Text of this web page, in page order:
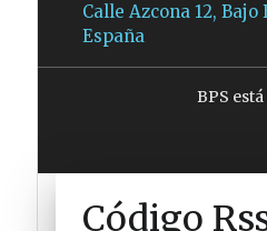
Calle Azcona 12,
España
BPS
Código